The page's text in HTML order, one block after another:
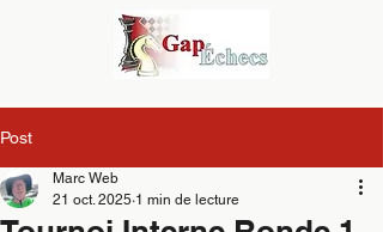
Post
Marc Web
21 oct. 2025 1 min de lecture